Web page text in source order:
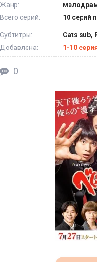
Жанр:
Всего серий:
10 серий
Субтитры:
Cats sub,
Добавлена:
1-10
0